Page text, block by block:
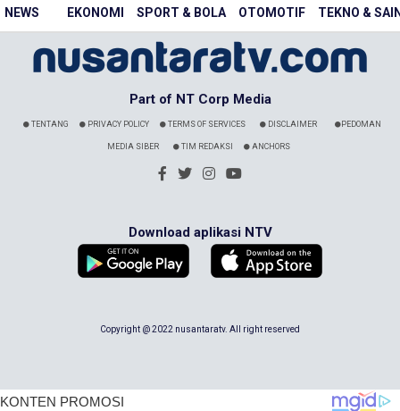
NEWS EKONOMI SPORT & BOLA OTOMOTIF TEKNO &
Part of NT Corp Media
TENTANG PRIVACY POLICY TERMS OF SERVICES DISCLAIMER PEDOMAN
MEDIA SIBER TIM REDAKSI ANCHORS
Download aplikasi NTV
Copyright @ 2022 nusantaratv. All right reserved